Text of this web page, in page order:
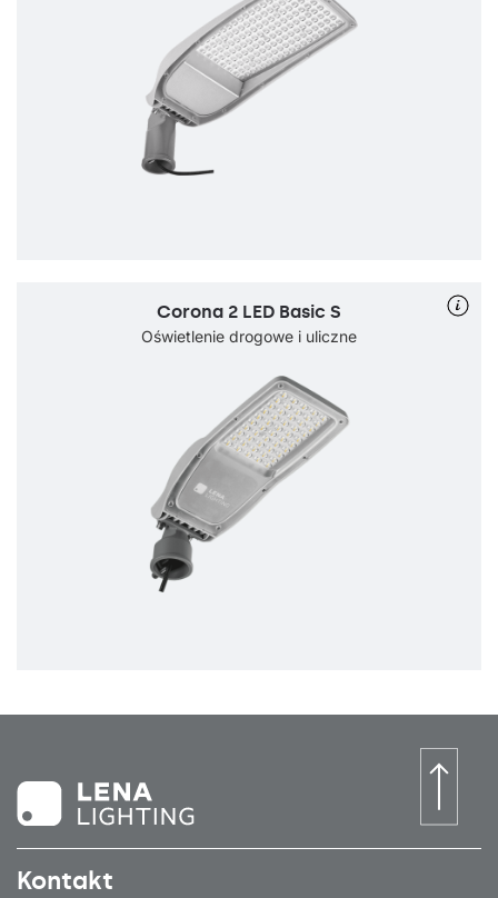
Corona 2 LED Basic S
Oświetlenie drogowe i uliczne
Kontakt